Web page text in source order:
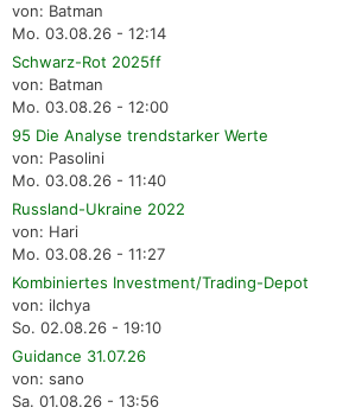
von: Batman
Mo. 03.08.26 - 12:14
Schwarz-Rot 2025ff
von: Batman
Mo. 03.08.26 - 12:00
95 Die Analyse trendstarker Werte
von: Pasolini
Mo. 03.08.26 - 11:40
Russland-Ukraine 2022
von: Hari
Mo. 03.08.26 - 11:27
Kombiniertes Investment/Trading-Depot
von: ilchya
So. 02.08.26 - 19:10
Guidance 31.07.26
von: sano
Sa. 01.08.26 - 13:56